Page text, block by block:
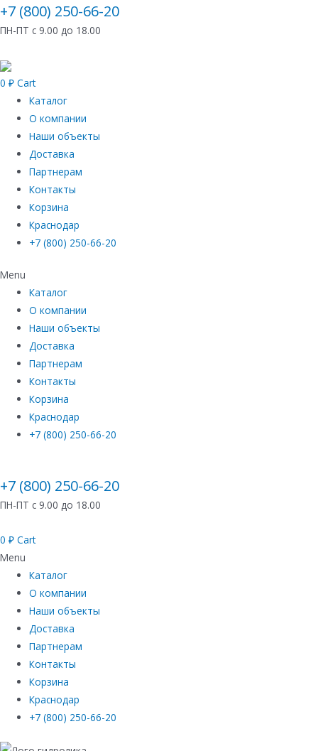
+7 (800) 250-66-20
ПН-ПТ с 9.00 до 18.00
0 ₽ Cart
Каталог
О компании
Наши объекты
Доставка
Партнерам
Контакты
Корзина
Краснодар
+7 (800) 250-66-20
Menu
Каталог
О компании
Наши объекты
Доставка
Партнерам
Контакты
Корзина
Краснодар
+7 (800) 250-66-20
+7 (800) 250-66-20
ПН-ПТ с 9.00 до 18.00
0 ₽ Cart
Menu
Каталог
О компании
Наши объекты
Доставка
Партнерам
Контакты
Корзина
Краснодар
+7 (800) 250-66-20